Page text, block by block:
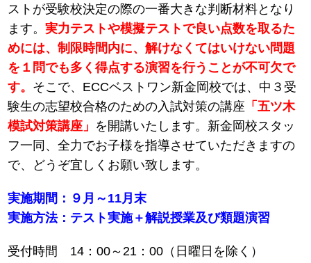
ストが受験校決定の際の一番大きな判断材料となり
ます。実力テストや模擬テストで良い点数を取るた
めには、制限時間内に、解けなくてはいけない問題
を１問でも多く得点する演習を行うことが不可欠で
す。 そこで、ECCベストワン新金岡校では、中３受
験生の志望校合格のための入試対策の講座 「五ツ木
模試対策講座」 を開講いたします。新金岡校スタッ
フ一同、全力でお子様を指導させていただきますの
で、どうぞ宜しくお願い致します。
実施期間：９月～11月末
実施方法：テスト実施＋解説授業及び類題演習
受付時間 14：00～21：00（日曜日を除く）